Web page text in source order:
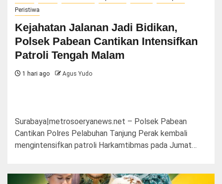
Peristiwa
Kejahatan Jalanan Jadi Bidikan,
Polsek Pabean Cantikan Intensifkan
Patroli Tengah Malam
1 hari ago Agus Yudo
Surabaya|metrosoeryanews.net – Polsek Pabean
Cantikan Polres Pelabuhan Tanjung Perak kembali
mengintensifkan patroli Harkamtibmas pada Jumat…